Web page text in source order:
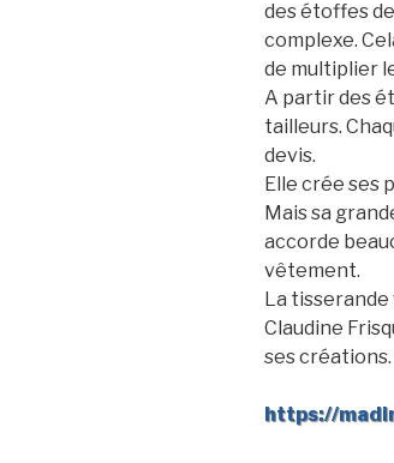
des étoffes
complexe.
de multiplier
A partir des
tailleurs.
devis.
Elle crée ses
Mais sa
accorde
vêtement.
La
Claudine
ses créations.
https://